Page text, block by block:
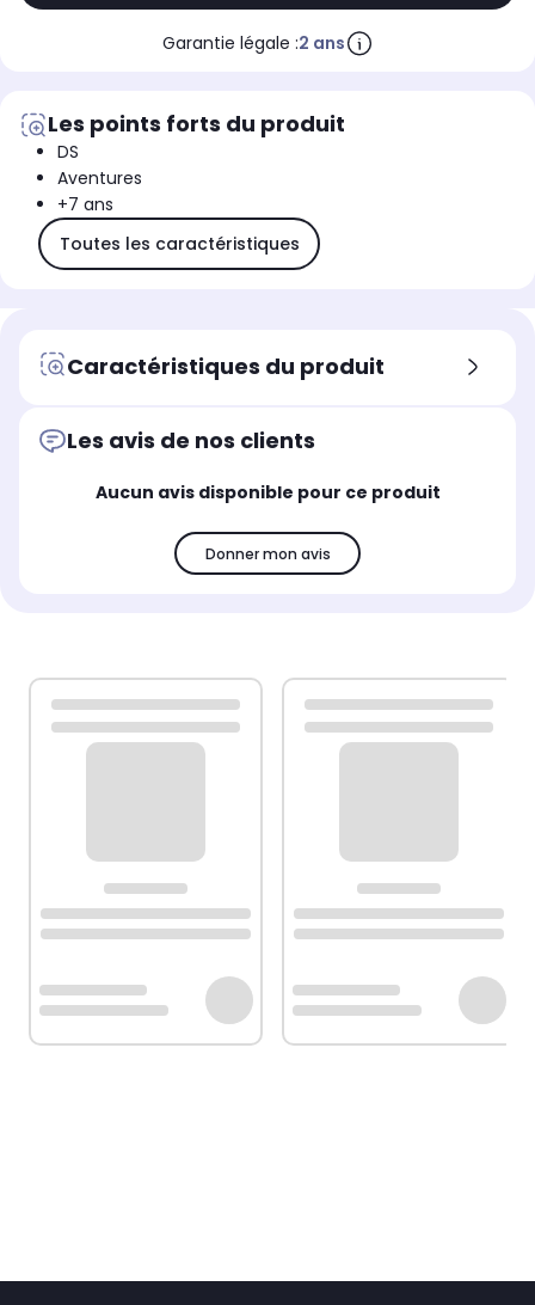
Garantie légale :2 ans
Les points forts du produit
DS
Aventures
+7 ans
Toutes les caractéristiques
Caractéristiques du produit
Les avis de nos clients
Aucun avis disponible pour ce produit
Donner mon avis